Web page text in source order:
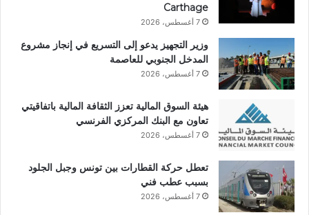
Carthage
7 أغسطس، 2026
وزير التجهيز يدعو إلى التسريع في إنجاز مشروع
المدخل الجنوبي للعاصمة
7 أغسطس، 2026
هيئة السوق المالية تعزز الثقافة المالية باتفاقيتي
تعاون مع البنك المركزي الفرنسي
7 أغسطس، 2026
تعطل حركة القطارات بين تونس وجبل الجلود
بسبب عطب فني
7 أغسطس، 2026